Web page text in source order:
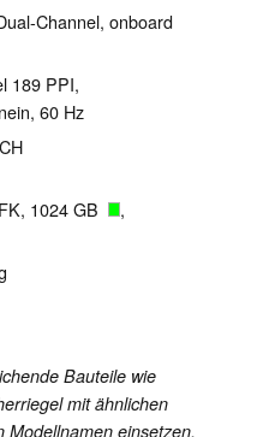
Channel, onboard
189 PPI,
60 Hz
1024 GB
,
Bauteile wie
mit ähnlichen
Modellnamen einsetzen.